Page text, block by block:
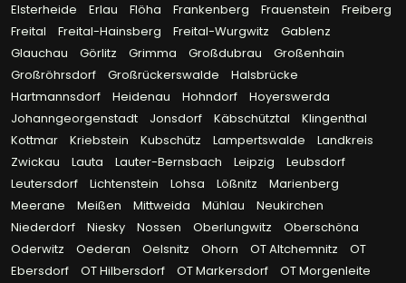
Elsterheide
Erlau Flöha Frankenberg Frauenstein
Freiberg
Freital
Freital-Hainsberg Freital-Wurgwitz
Gablenz
Glauchau
Görlitz Grimma Großdubrau
Großenhain
Großröhrsdorf
Großrückerswalde
Halsbrücke
Hartmannsdorf
Heidenau Hohndorf
Hoyerswerda
Johanngeorgenstadt
Jonsdorf Käbschütztal
Klingenthal
Kottmar
Kriebstein Kubschütz Lampertswalde
Landkreis
Zwickau
Lauta Lauter-Bernsbach Leipzig
Leubsdorf
Leutersdorf
Lichtenstein Lohsa Lößnitz
Marienberg
Meerane
Meißen Mittweida Mühlau
Neukirchen
Niederdorf
Niesky Nossen Oberlungwitz
Oberschöna
Oderwitz
Oederan Oelsnitz Ohorn OT Altchemnitz
OT
Ebersdorf
OT Hilbersdorf OT Markersdorf
OT Morgenleite